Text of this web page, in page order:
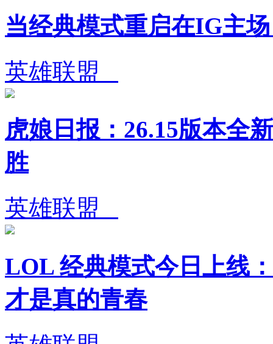
当经典模式重启在IG主
英雄联盟
虎娘日报：26.15版本全
胜
英雄联盟
LOL 经典模式今日上线
才是真的青春